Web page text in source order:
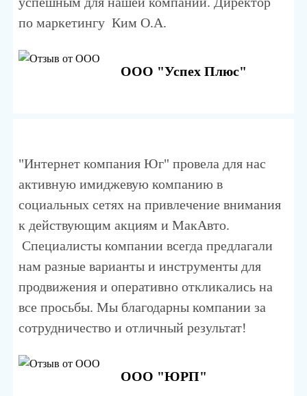
по маркетингу Ким О.А.
ООО "Успех Плюс"
"Интернет компания Юг" провела для нас
активную имиджевую компанию в
социальных сетях на привлечение внимания
к действующим акциям и МакАвто.
Специалисты компании всегда предлагали
нам разные варианты и инструменты для
продвижения и оперативно откликались на
все просьбы. Мы благодарны компании за
сотрудничество и отличный результат!
ООО "ЮРП"